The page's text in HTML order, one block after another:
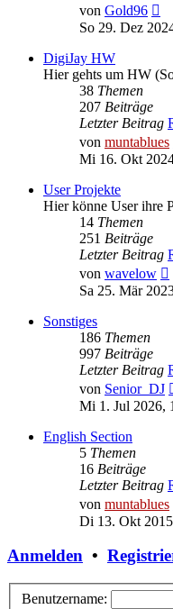
von Gold96
So 29. Dez
DigiJay HW
Hier gehts um HW
38 Themen
207 Beiträge
Letzter Beitrag
von muntablues
Mi 16. Okt
User Projekte
Hier könne User ihre
14 Themen
251 Beiträge
Letzter Beitrag
von wavelow
Sa 25. Mär
Sonstiges
186 Themen
997 Beiträge
Letzter Beitrag
von Senior_DJ
Mi 1. Jul 2026,
English Section
5 Themen
16 Beiträge
Letzter Beitrag
von muntablues
Di 13. Okt
Anmelden •
Benutzername: